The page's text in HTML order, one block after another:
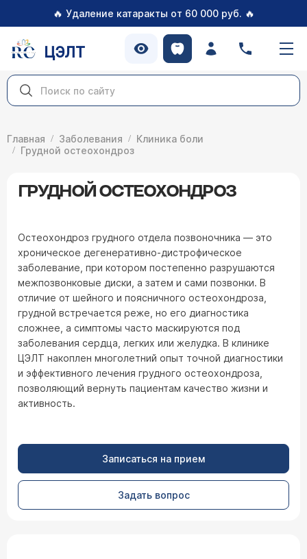
🔥 Удаление катаракты от 60 000 руб. 🔥
ЦЭЛТ
Главная Заболевания
Клиника боли
Грудной остеохондроз
ГРУДНОЙ ОСТЕОХОНДРОЗ
Остеохондроз грудного отдела позвоночника — это
хроническое дегенеративно-дистрофическое
заболевание, при котором постепенно разрушаются
межпозвонковые диски, а затем и сами позвонки. В
отличие от шейного и поясничного остеохондроза,
грудной встречается реже, но его диагностика
сложнее, а симптомы часто маскируются под
заболевания сердца, легких или желудка. В клинике
ЦЭЛТ накоплен многолетний опыт точной диагностики
и эффективного лечения грудного остеохондроза,
позволяющий вернуть пациентам качество жизни и
активность.
Записаться на прием
Задать вопрос